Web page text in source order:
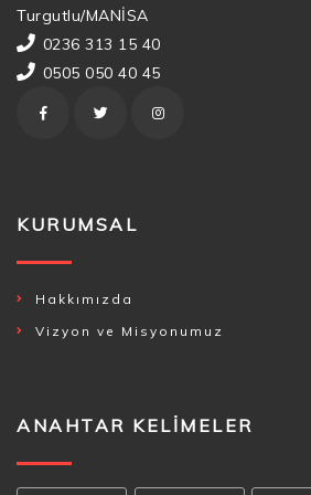
Turgutlu/MANİSA
0236 313 15 40
0505 050 40 45
KURUMSAL
Hakkımızda
Vizyon ve Misyonumuz
ANAHTAR KELIMELER